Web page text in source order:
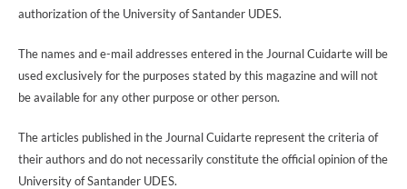
authorization of the University of Santander UDES.
The names and e-mail addresses entered in the Journal Cuidarte will be
used exclusively for the purposes stated by this magazine and will not
be available for any other purpose or other person.
The articles published in the Journal Cuidarte represent the criteria of
their authors and do not necessarily constitute the official opinion of the
University of Santander UDES.